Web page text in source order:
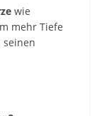
wie
mehr Tiefe
seinen